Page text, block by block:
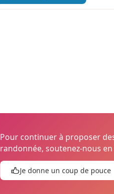
Pour continuer à proposer
randonnée, soutenez-nous
Je donne un coup de pouce